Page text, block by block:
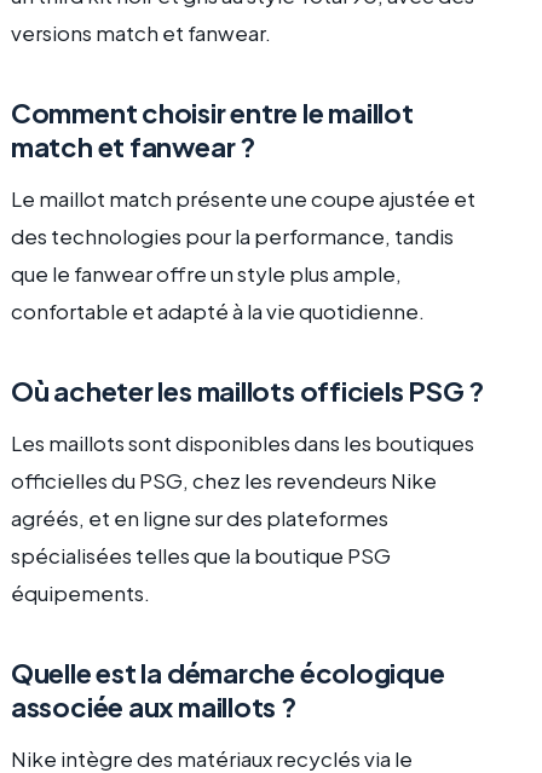
versions match et fanwear.
Comment choisir entre le maillot
match et fanwear ?
Le maillot match présente une coupe ajustée et
des technologies pour la performance, tandis
que le fanwear offre un style plus ample,
confortable et adapté à la vie quotidienne.
Où acheter les maillots officiels PSG ?
Les maillots sont disponibles dans les boutiques
officielles du PSG, chez les revendeurs Nike
agréés, et en ligne sur des plateformes
spécialisées telles que la boutique PSG
équipements.
Quelle est la démarche écologique
associée aux maillots ?
Nike intègre des matériaux recyclés via le